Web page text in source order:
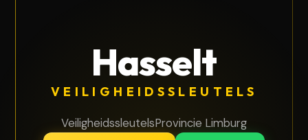
Hasselt
VEILIGHEIDSSLEUTELS
VeiligheidssleutelsProvincie Limburg